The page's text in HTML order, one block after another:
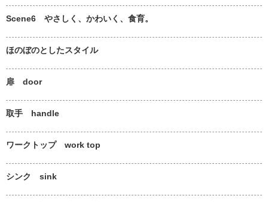
Scene6 やさしく、かわいく、食育。
ほのぼのとしたスタイル
扉 door
取手 handle
ワークトップ work top
シンク sink